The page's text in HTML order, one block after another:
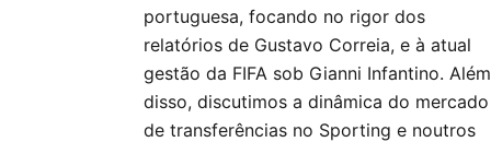
portuguesa, focando no rigor dos
relatórios de Gustavo Correia, e à atual
gestão da FIFA sob Gianni Infantino. Além
disso, discutimos a dinâmica do mercado
de transferências no Sporting e noutros